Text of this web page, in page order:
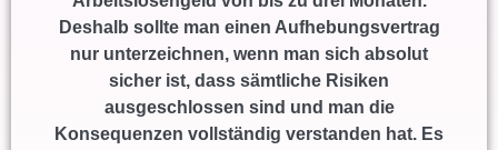
Deshalb sollte man einen Aufhebungsvertrag
nur unterzeichnen, wenn man sich absolut
sicher ist, dass sämtliche Risiken
ausgeschlossen sind und man die
Konsequenzen vollständig verstanden hat. Es